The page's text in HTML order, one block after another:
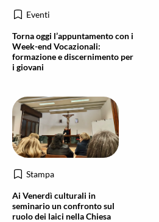
Eventi
Torna oggi l’appuntamento con i
Week-end Vocazionali:
formazione e discernimento per
i giovani
Stampa
Ai Venerdì culturali in
seminario un confronto sul
ruolo dei laici nella Chiesa